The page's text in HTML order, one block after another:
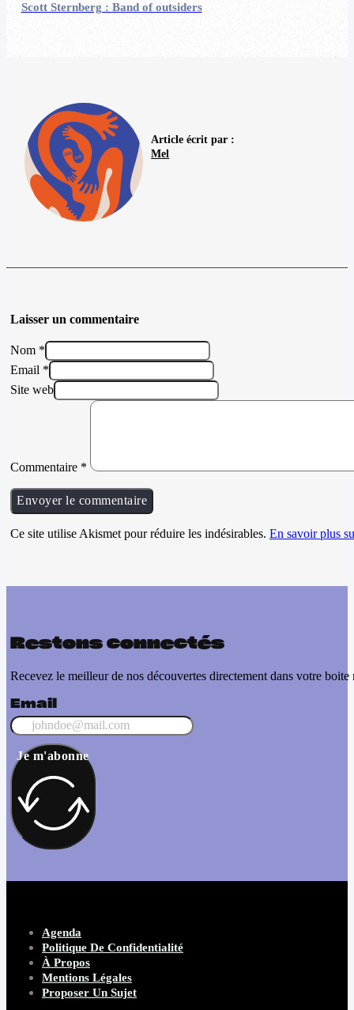
Scott Sternberg : Band of outsiders
Article écrit par :
Mel
Laisser un commentaire
Nom *
Email *
Site web
Commentaire *
Ce site utilise Akismet pour réduire les indésirables. En savoir plus
Restons connectés
Recevez le meilleur de nos découvertes directement dans votre boite
Email
Je m'abonne
Agenda
Politique De Confidentialité
À Propos
Mentions Légales
Proposer Un Sujet